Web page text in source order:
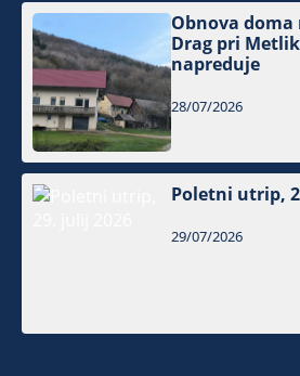
Obnova
Drag pri
napreduje
28/07/2026
Poletni utrip,
29/07/2026